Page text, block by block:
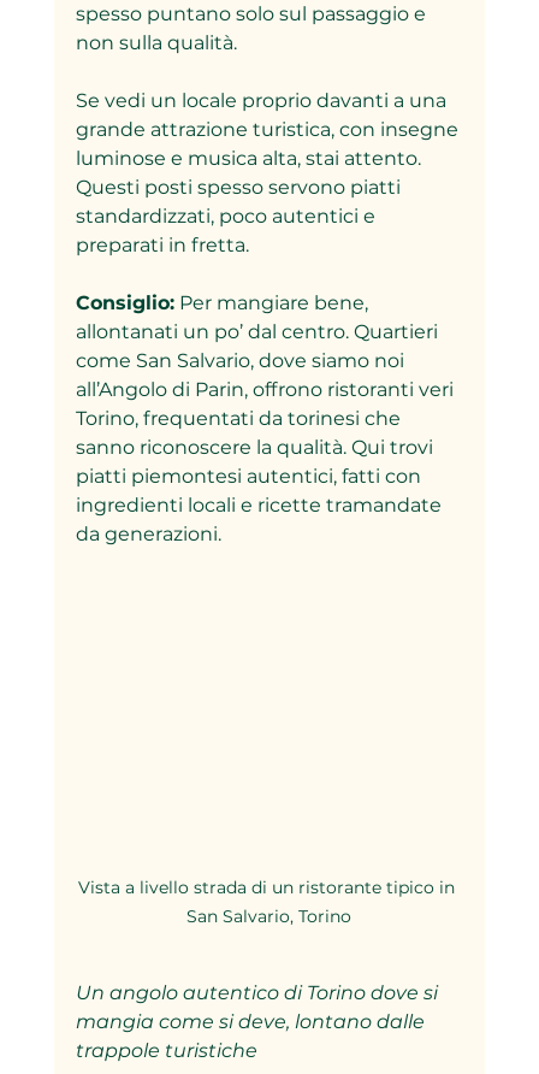
spesso puntano solo sul passaggio e
non sulla qualità.
Se vedi un locale proprio davanti a una
grande attrazione turistica, con insegne
luminose e musica alta, stai attento.
Questi posti spesso servono piatti
standardizzati, poco autentici e
preparati in fretta.
Consiglio: Per mangiare bene,
allontanati un po’ dal centro. Quartieri
come San Salvario, dove siamo noi
all’Angolo di Parin, offrono ristoranti veri
Torino, frequentati da torinesi che
sanno riconoscere la qualità. Qui trovi
piatti piemontesi autentici, fatti con
ingredienti locali e ricette tramandate
da generazioni.
Vista a livello strada di un ristorante tipico in
San Salvario, Torino
Un angolo autentico di Torino dove si
mangia come si deve, lontano dalle
trappole turistiche